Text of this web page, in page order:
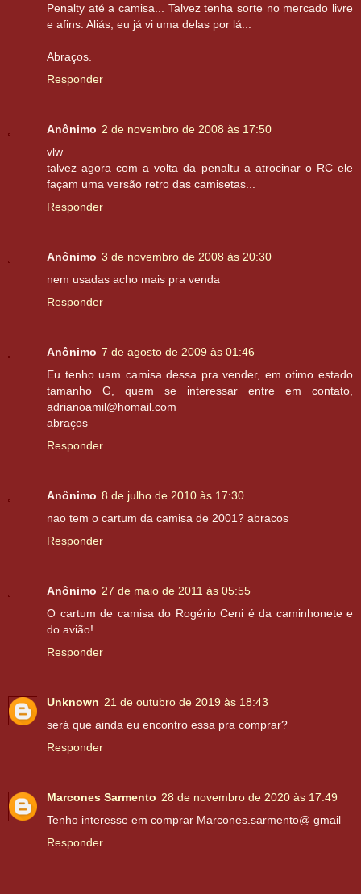
Penalty até a camisa... Talvez tenha sorte no mercado livre
e afins. Aliás, eu já vi uma delas por lá...
Abraços.
Responder
Anônimo 2 de novembro de 2008 às 17:50
vlw
talvez agora com a volta da penaltu a atrocinar o RC ele
façam uma versão retro das camisetas...
Responder
Anônimo 3 de novembro de 2008 às 20:30
nem usadas acho mais pra venda
Responder
Anônimo 7 de agosto de 2009 às 01:46
Eu tenho uam camisa dessa pra vender, em otimo estado
tamanho G, quem se interessar entre em contato,
adrianoamil@homail.com
abraços
Responder
Anônimo 8 de julho de 2010 às 17:30
nao tem o cartum da camisa de 2001? abracos
Responder
Anônimo 27 de maio de 2011 às 05:55
O cartum de camisa do Rogério Ceni é da caminhonete e
do avião!
Responder
Unknown 21 de outubro de 2019 às 18:43
será que ainda eu encontro essa pra comprar?
Responder
Marcones Sarmento 28 de novembro de 2020 às 17:49
Tenho interesse em comprar Marcones.sarmento@ gmail
Responder